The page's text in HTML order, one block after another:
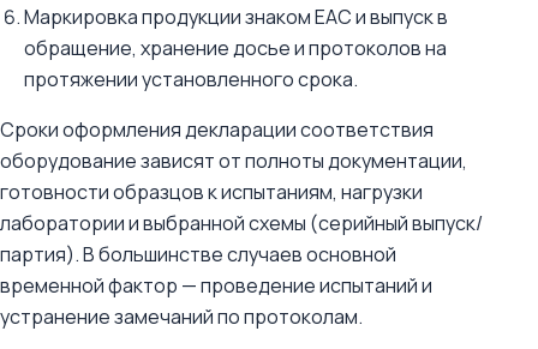
Маркировка продукции знаком ЕАС и выпуск в
обращение, хранение досье и протоколов на
протяжении установленного срока.
Сроки оформления декларации соответствия
оборудование зависят от полноты документации,
готовности образцов к испытаниям, нагрузки
лаборатории и выбранной схемы (серийный выпуск/
партия). В большинстве случаев основной
временной фактор — проведение испытаний и
устранение замечаний по протоколам.